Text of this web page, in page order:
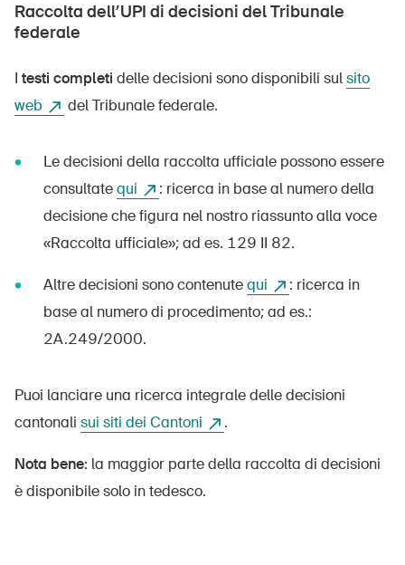
Raccolta dell’UPI di decisioni del Tribunale
federale
I testi completi delle decisioni sono disponibili sulsito
web
del Tribunale federale.
Le decisioni della raccolta ufficiale possono essere
consultatequi
: ricerca in base al numero della
decisione che figura nel nostro riassunto alla voce
«Raccolta ufficiale»; ad es. 129 II 82.
Altre decisioni sono contenutequi
: ricerca in
base al numero di procedimento; ad es.:
2A.249/2000.
Puoi lanciare una ricerca integrale delle decisioni
cantonali sui siti dei Cantoni .
Nota bene: la maggior parte della raccolta di decisioni
è disponibile solo in tedesco.